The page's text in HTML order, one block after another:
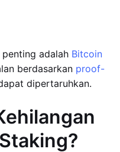
adalah Bitcoin
berdasarkan proof-
dipertaruhkan.